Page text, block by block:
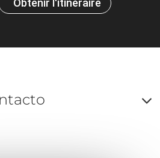
Obtenir l'itinéraire